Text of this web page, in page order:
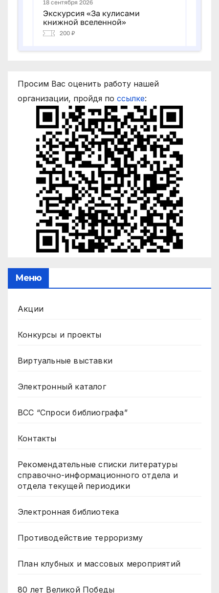
Просим Вас оценить работу нашей
организации, пройдя по ссылке:
Меню
Акции
Конкурсы и проекты
Виртуальные выставки
Электронный каталог
ВСС “Спроси библиографа”
Контакты
Рекомендательные списки литературы
справочно-информационного отдела и
отдела текущей периодики
Электронная библиотека
Противодействие терроризму
План клубных и массовых мероприятий
80 лет Великой Победы